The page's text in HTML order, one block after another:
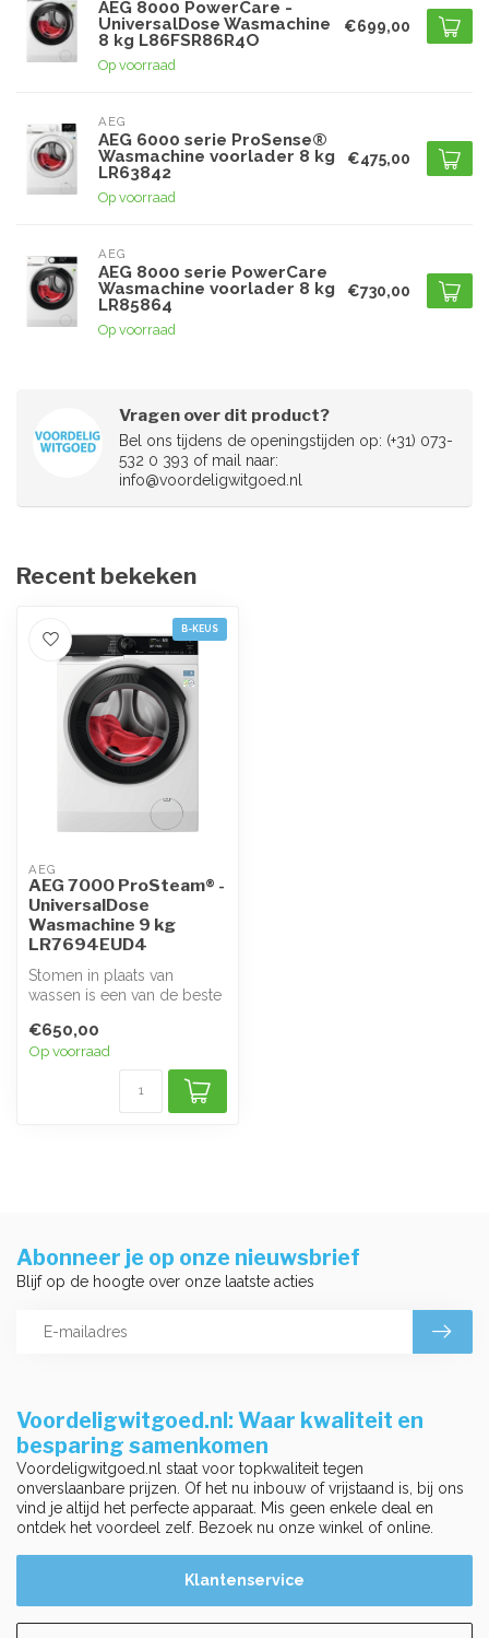
AEG 8000 PowerCare -
UniversalDose Wasmachine
8 kg L86FSR86R4O
Op voorraad
€699,00
AEG
AEG 6000 serie ProSense®
Wasmachine voorlader 8 kg
LR63842
Op voorraad
€475,00
AEG
AEG 8000 serie PowerCare
Wasmachine voorlader 8 kg
LR85864
Op voorraad
€730,00
Vragen over dit product?
Bel ons tijdens de openingstijden op: (+31) 073-
532 0 393 of mail naar:
info@voordeligwitgoed.nl
Recent bekeken
B-KEUS
AEG
AEG 7000 ProSteam® -
UniversalDose
Wasmachine 9 kg
LR7694EUD4
Stomen in plaats van
wassen is een van de beste
frisse...
€650,00
Op voorraad
Voordeligwitgoed.nl: Waar kwaliteit en
besparing samenkomen
Voordeligwitgoed.nl staat voor topkwaliteit tegen
onverslaanbare prijzen. Of het nu inbouw of vrijstaand is, bij ons
vind je altijd het perfecte apparaat. Mis geen enkele deal en
ontdek het voordeel zelf. Bezoek nu onze winkel of online.
Klantenservice
Abonneer je op onze nieuwsbrief
Blijf op de hoogte over onze laatste acties